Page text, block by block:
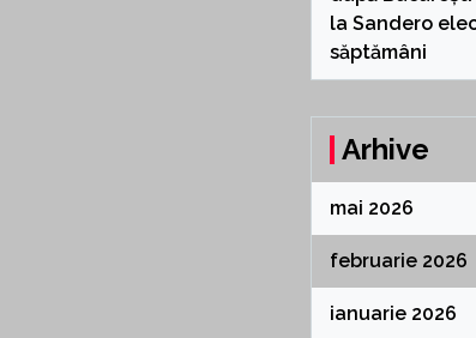
la Sandero
săptămâni
Arhive
mai 2026
februarie 2026
ianuarie 2026